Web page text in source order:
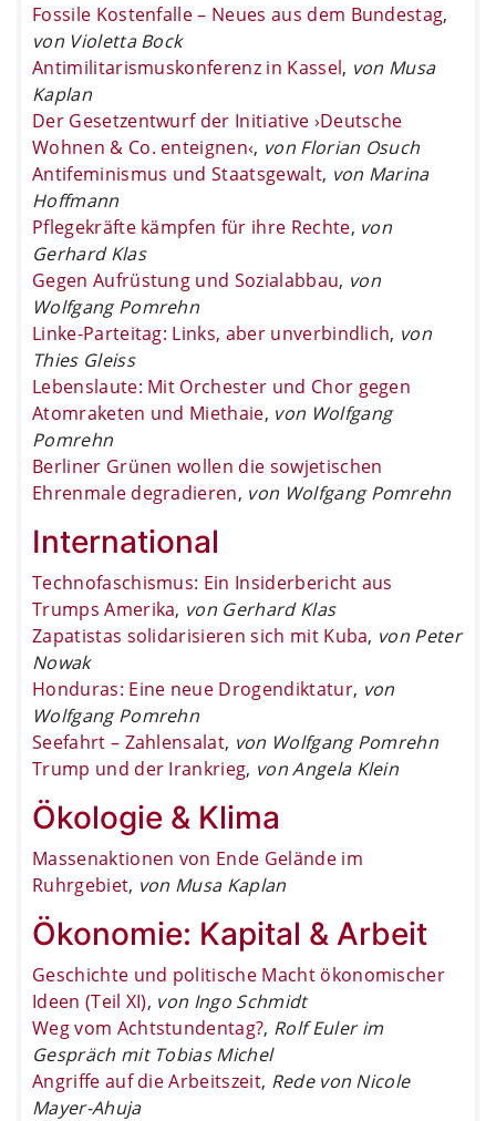
Fossile Kostenfalle – Neues aus dem Bundestag,
von Violetta Bock
Antimilitarismuskonferenz in Kassel, von Musa
Kaplan
Der Gesetzentwurf der Initiative ›Deutsche
Wohnen & Co. enteignen‹, von Florian Osuch
Antifeminismus und Staatsgewalt, von Marina
Hoffmann
Pflegekräfte kämpfen für ihre Rechte, von
Gerhard Klas
Gegen Aufrüstung und Sozialabbau, von
Wolfgang Pomrehn
Linke-Parteitag: Links, aber unverbindlich, von
Thies Gleiss
Lebenslaute: Mit Orchester und Chor gegen
Atomraketen und Miethaie, von Wolfgang
Pomrehn
Berliner Grünen wollen die sowjetischen
Ehrenmale degradieren, von Wolfgang Pomrehn
International
Technofaschismus: Ein Insiderbericht aus
Trumps Amerika, von Gerhard Klas
Zapatistas solidarisieren sich mit Kuba, von Peter
Nowak
Honduras: Eine neue Drogendiktatur, von
Wolfgang Pomrehn
Seefahrt – Zahlensalat, von Wolfgang Pomrehn
Trump und der Irankrieg, von Angela Klein
Ökologie & Klima
Massenaktionen von Ende Gelände im
Ruhrgebiet, von Musa Kaplan
Ökonomie: Kapital & Arbeit
Geschichte und politische Macht ökonomischer
Ideen (Teil XI), von Ingo Schmidt
Weg vom Achtstundentag?, Rolf Euler im
Gespräch mit Tobias Michel
Angriffe auf die Arbeitszeit, Rede von Nicole
Mayer-Ahuja